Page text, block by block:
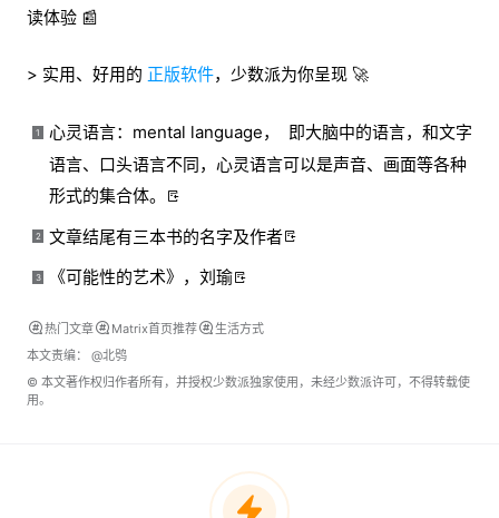
读体验 📰
> 实用、好用的 正版软件，少数派为你呈现 🚀
1
心灵语言：mental language， 即大脑中的语言，和文字
语言、口头语言不同，心灵语言可以是声音、画面等各种
形式的集合体。
2 文章结尾有三本书的名字及作者
3 《可能性的艺术》，刘瑜
热门文章 Matrix首页推荐
生活方式
本文责编： @北鸮
© 本文著作权归作者所有，并授权少数派独家使用，未经少数派许可，不得转载使
用。